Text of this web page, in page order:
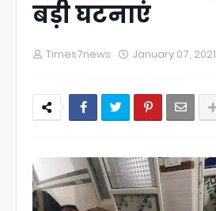
बड़ी घटनाएं
Times7news January 07, 2021